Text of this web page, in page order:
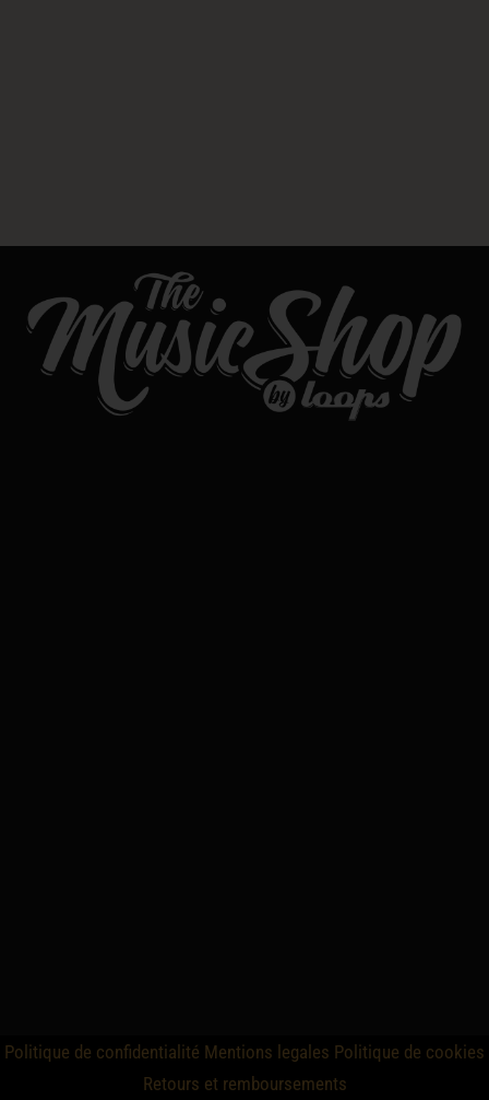
Politique de confidentialité Mentions legales Politique de cookies
Retours et remboursements